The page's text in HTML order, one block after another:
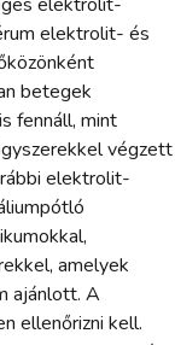
elektrolit- és
betegek
fennáll, mint
végzett
elektrolit-
amelyek
ajánlott. A
ellenőrizni kell.